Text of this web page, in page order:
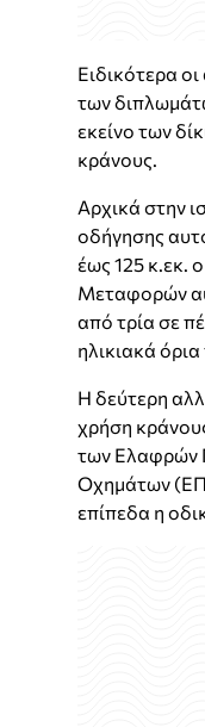
Ειδικότερα
των
εκείνο των
κράνους.
Αρχικά στην
οδήγησης
έως 125 κ.εκ.
Μεταφορών
από τρία σε
ηλικιακά όρια
Η δεύτερη
χρήση
των Ελαφρών
Οχημάτων
επίπεδα η